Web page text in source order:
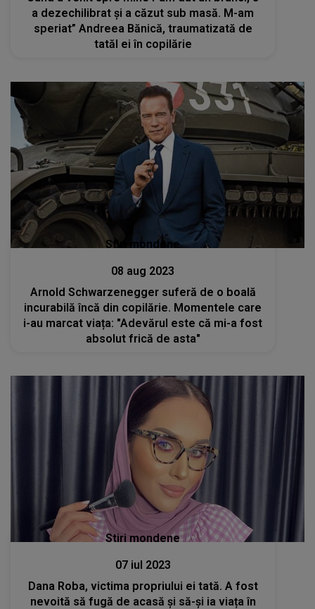
a dezechilibrat și a căzut sub masă. M-am
speriat” Andreea Bănică, traumatizată de
tatăl ei în copilărie
Stiri mondene
08 aug 2023
Arnold Schwarzenegger suferă de o boală
incurabilă încă din copilărie. Momentele care
i-au marcat viața: "Adevărul este că mi-a fost
absolut frică de asta"
Stiri mondene
07 iul 2023
Dana Roba, victima propriului ei tată. A fost
nevoită să fugă de acasă și să-și ia viața în